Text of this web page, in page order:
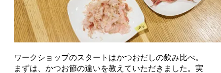
ワークショップのスタートはかつおだしの飲み比べ。
まずは、かつお節の違いを教えていただきました。実